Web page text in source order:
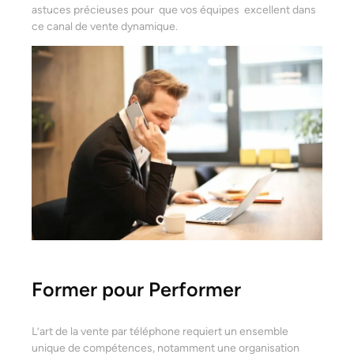
astuces précieuses pour que vos équipes excellent dans
ce canal de vente dynamique.
Former pour Performer
L’art de la vente par téléphone requiert un ensemble
unique de compétences, notamment une organisation